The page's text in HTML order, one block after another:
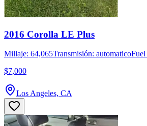
2016 Corolla LE Plus
Millaje: 64,065Transmisión: automatico
$7,000
Los Angeles, CA